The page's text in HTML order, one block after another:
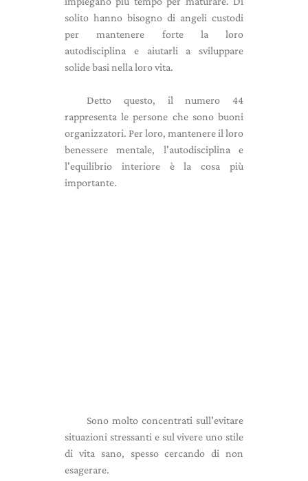
solito hanno bisogno di angeli custodi
per mantenere forte la loro
autodisciplina e aiutarli a sviluppare
solide basi nella loro vita.
Detto questo, il numero 44
rappresenta le persone che sono buoni
organizzatori. Per loro, mantenere il loro
benessere mentale, l'autodisciplina e
l'equilibrio interiore è la cosa più
importante.
Sono molto concentrati sull'evitare
situazioni stressanti e sul vivere uno stile
di vita sano, spesso cercando di non
esagerare.